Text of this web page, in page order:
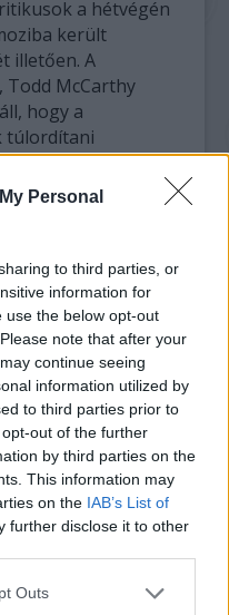
Personal
to third parties, or
information for
use the below opt-out
note that after your
continue seeing
information utilized by
to third parties prior to
out of the further
by third parties on the
This information may
on the IAB’s List of
further disclose it to other
one or more Google
Outs
a hétvégén
került
illetően. A
Todd McCarthy
hogy a
túlordítani
nem vicces
Puig is
kérte az
lesz Madagaszkár
szerencsétlen
az éppen aktuális
Angeles Times
meg a
a szokásos volt,